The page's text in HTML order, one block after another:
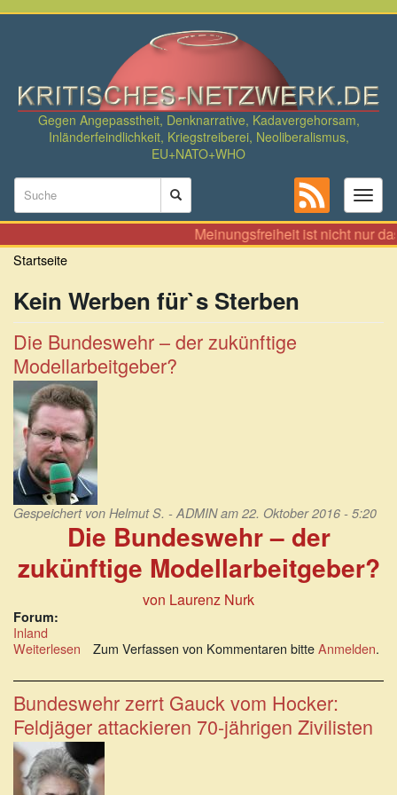
Direkt
Gegen Angepasstheit, Denknarrative, Kadavergehorsam,
Inländerfeindlichkeit, Kriegstreiberei, Neoliberalismus,
EU+NATO+WHO
Suchformular
Suche
Meinungsfreiheit ist nicht nur
Startseite
Kein Werben für`s Sterben
Die Bundeswehr – der zukünftige
Modellarbeitgeber?
Gespeichert von Helmut S. - ADMINam 22. Oktober 2016 - 5:20
Die Bundeswehr – der
zukünftige Modellarbeitgeber?
von Laurenz Nurk
Forum:
Inland
Weiterlesen über
Bundeswehr
–
der
zukünftige
Modellarbeitgeber?
Zum Verfassen von Kommentaren bitteAnmelden.
Bundeswehr zerrt Gauck vom Hocker:
Feldjäger attackieren 70-jährigen Zivilisten